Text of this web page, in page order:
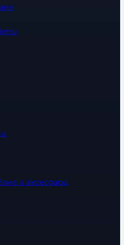
и аксесоари